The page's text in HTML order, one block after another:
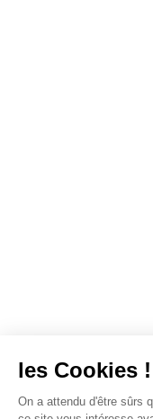
interne, les
applications et
la
la connaissance